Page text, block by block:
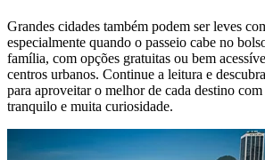
Grandes cidades também podem ser leves
especialmente quando o passeio cabe no
família, com opções gratuitas ou bem
centros urbanos. Continue a leitura e
para aproveitar o melhor de cada destino
tranquilo e muita curiosidade.